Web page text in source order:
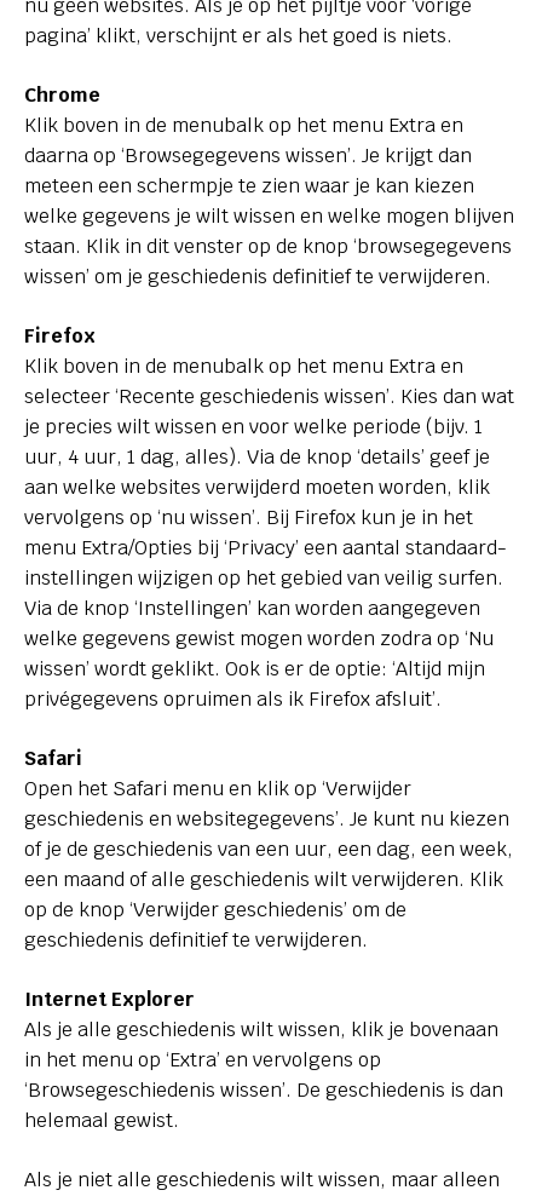
nu geen websites. Als je op het pijltje voor ‘vorige
pagina’ klikt, verschijnt er als het goed is niets.
Chrome
Klik boven in de menubalk op het menu Extra en
daarna op ‘Browsegegevens wissen’. Je krijgt dan
meteen een schermpje te zien waar je kan kiezen
welke gegevens je wilt wissen en welke mogen blijven
staan. Klik in dit venster op de knop ‘browsegegevens
wissen’ om je geschiedenis definitief te verwijderen.
Firefox
Klik boven in de menubalk op het menu Extra en
selecteer ‘Recente geschiedenis wissen’. Kies dan wat
je precies wilt wissen en voor welke periode (bijv. 1
uur, 4 uur, 1 dag, alles). Via de knop ‘details’ geef je
aan welke websites verwijderd moeten worden, klik
vervolgens op ‘nu wissen’. Bij Firefox kun je in het
menu Extra/Opties bij ‘Privacy’ een aantal standaard-
instellingen wijzigen op het gebied van veilig surfen.
Via de knop ‘Instellingen’ kan worden aangegeven
welke gegevens gewist mogen worden zodra op ‘Nu
wissen’ wordt geklikt. Ook is er de optie: ‘Altijd mijn
privégegevens opruimen als ik Firefox afsluit’.
Safari
Open het Safari menu en klik op ‘Verwijder
geschiedenis en websitegegevens’. Je kunt nu kiezen
of je de geschiedenis van een uur, een dag, een week,
een maand of alle geschiedenis wilt verwijderen. Klik
op de knop ‘Verwijder geschiedenis’ om de
geschiedenis definitief te verwijderen.
Internet Explorer
Als je alle geschiedenis wilt wissen, klik je bovenaan
in het menu op ‘Extra’ en vervolgens op
‘Browsegeschiedenis wissen’. De geschiedenis is dan
helemaal gewist.
Als je niet alle geschiedenis wilt wissen, maar alleen